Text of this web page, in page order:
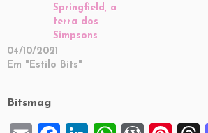
Springfield, a
terra dos
Simpsons
04/10/2021
Em "Estilo Bits"
Bitsmag